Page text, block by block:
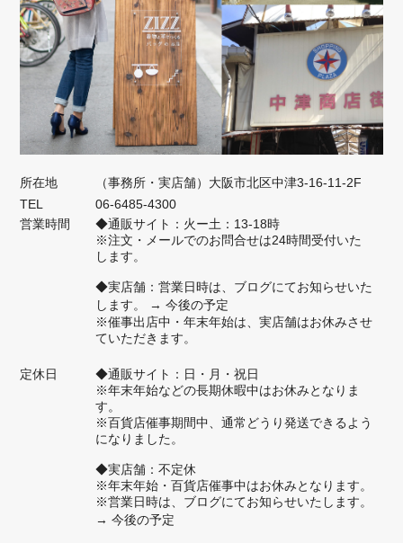
す。 これからも頑張って素敵な商品を届けてください！
店長のフシイです。本当に昔からZIZZ
BAGを毎日、ご愛用いただきまして、
ありがとうございます。何とも有り難い
お言葉をもらい、本当にうれしいです。
当店のバッグが、トレードマークになっ
す。シフォンは、たしかに、ペットボト
ル入りますよね。楽しく、いろいろなお
出かけに使ってもらえると嬉しいです。
今後ともZIZZをよろしくお願いいたし
2025/09/13
20年ほど前に中津のお店でサイクルを買ってから、ZIZZのバッグには
長年お世話になっています。 ショルダーバッグを探していたところ、
サイズ的にちょうどよいものがZIZZにあることを知り、今回久しぶり
に購入させていただきました。 ちょうど良いサイズ感と着物地のデザ
インが好きです。 また長く使わせていただこうと思います。
所在地
（事務所・実店舗）大阪市北区中津3-16-11-2F
TEL
06-6485-4300
営業時間
◆通販サイト：火ー土：13-18時
※注文・メールでのお問合せは24時間受付いた
します。
◆実店舗：営業日時は、ブログにてお知らせいた
します。
→ 今後の予定
※催事出店中・年末年始は、実店舗はお休みさせ
ていただきます。
定休日
◆通販サイト：日・月・祝日
※年末年始などの長期休暇中はお休みとなりま
す。
※百貨店催事期間中、通常どうり発送できるよう
になりました。
◆実店舗：不定休
※年末年始・百貨店催事中はお休みとなります。
※営業日時は、ブログにてお知らせいたします。
→ 今後の予定